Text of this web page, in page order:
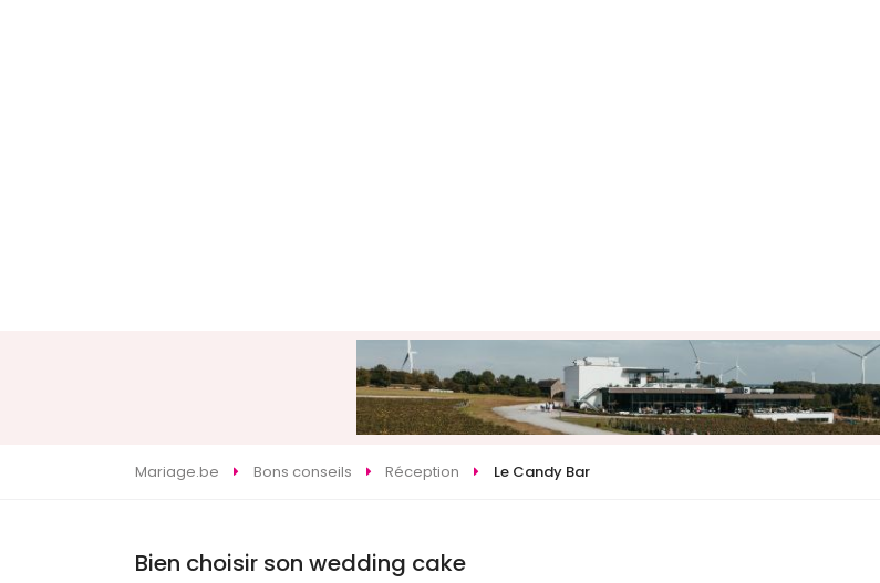
Mariage.be Bons conseils Réception Le Candy Bar
Bien choisir son wedding cake